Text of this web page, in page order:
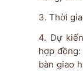
3. Thời
4. Dự
hợp
bàn giao